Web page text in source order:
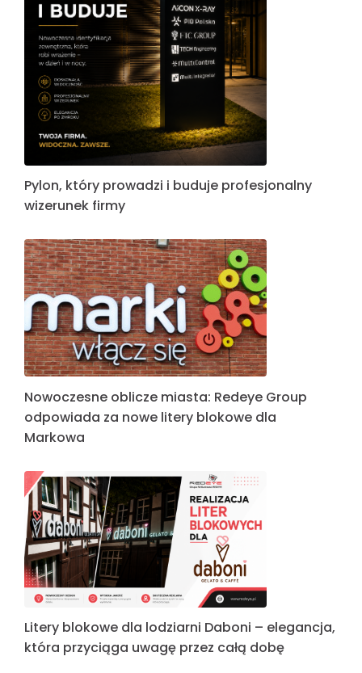
Pylon, który prowadzi i buduje profesjonalny
wizerunek firmy
Nowoczesne oblicze miasta: Redeye Group
odpowiada za nowe litery blokowe dla
Markowa
Litery blokowe dla lodziarni Daboni – elegancja,
która przyciąga uwagę przez całą dobę